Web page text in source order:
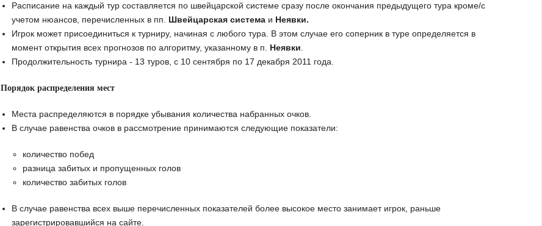
Расписание на каждый тур составляется по швейцарской системе сразу после окончания предыдущего тура кроме/с
учетом нюансов, перечисленных в пп. Швейцарская система и Неявки.
Игрок может присоединиться к турниру, начиная с любого тура. В этом случае его соперник в туре определяется в
момент открытия всех прогнозов по алгоритму, указанному в п. Неявки
Продолжительность турнира - 13 туров, с 10 сентября по 17 декабря 2011 года.
Порядок распределения мест
Места распределяются в порядке убывания количества набранных очков.
В случае равенства очков в рассмотрение принимаются следующие показатели:
количество побед
разница забитых и пропущенных голов
количество забитых голов
В случае равенства всех выше перечисленных показателей более высокое место занимает игрок, раньше
зарегистрировавшийся на сайте.